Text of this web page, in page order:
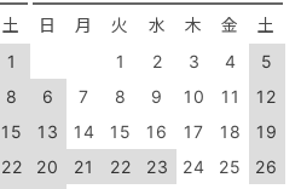
土
1
8
15
22
日 月 火 水 木 金 土
1 2 3 4
5
6
7 8 9 10 11
12
13
14 15 16 17 18
19
20
21 22 23 24 25
26